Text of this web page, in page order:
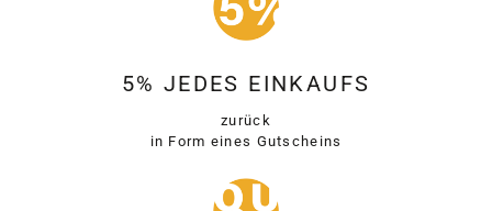
5% JEDES EINKAUFS
zurück
in Form eines Gutscheins